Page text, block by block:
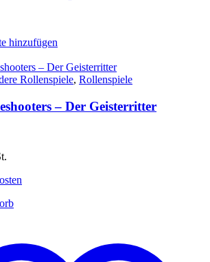
hinzufügen
Rollenspiele, Rollenspiele
– Der Geisterritter